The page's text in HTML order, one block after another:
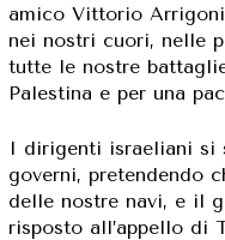
amico Vittorio
nei nostri cuori, nelle
tutte le nostre
Palestina e per una
I dirigenti israeliani si
governi, pretendendo
delle nostre navi, e il
risposto all’appello di